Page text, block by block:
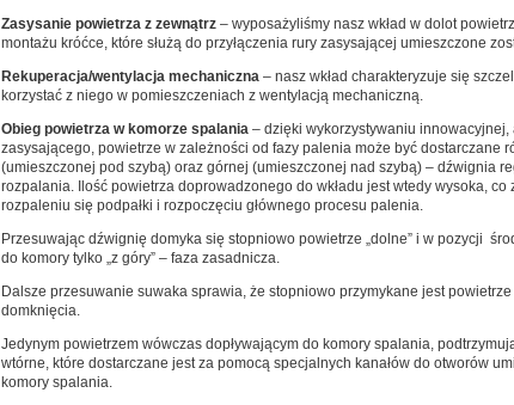
Zasysanie powietrza z zewnątrz – wyposażyliśmy nasz wkład w dolot
montażu króćce, które służą do przyłączenia rury zasysającej umieszczone
Rekuperacja/wentylacja mechaniczna – nasz wkład charakteryzuje się
korzystać z niego w pomieszczeniach z wentylacją mechaniczną.
Obieg powietrza w komorze spalania – dzięki wykorzystywaniu
zasysającego, powietrze w zależności od fazy palenia może być dostarczane
(umieszczonej pod szybą) oraz górnej (umieszczonej nad szybą) – dźwignia
rozpalania. Ilość powietrza doprowadzonego do wkładu jest wtedy wysoka,
rozpaleniu się podpałki i rozpoczęciu głównego procesu palenia.
Przesuwając dźwignię domyka się stopniowo powietrze „dolne” i w pozycji
do komory tylko „z góry” – faza zasadnicza.
Dalsze przesuwanie suwaka sprawia, że stopniowo przymykane jest
domknięcia.
Jedynym powietrzem wówczas dopływającym do komory spalania,
wtórne, które dostarczane jest za pomocą specjalnych kanałów do otworów
komory spalania.